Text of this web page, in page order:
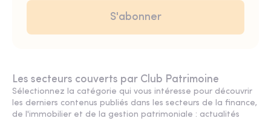
Les secteurs couverts par Club Patrimoine
Sélectionnez la catégorie qui vous intéresse pour découvrir
les derniers contenus publiés dans les secteurs de la finance,
de l'immobilier et de la gestion patrimoniale : actualités